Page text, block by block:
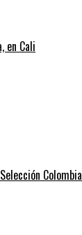
en Cali
Colombia